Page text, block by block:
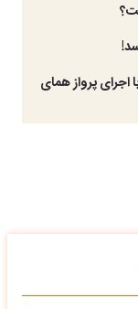
سرود تیم ملی در جام جهانی ۲۰۲۶ با اجرای پرواز همای